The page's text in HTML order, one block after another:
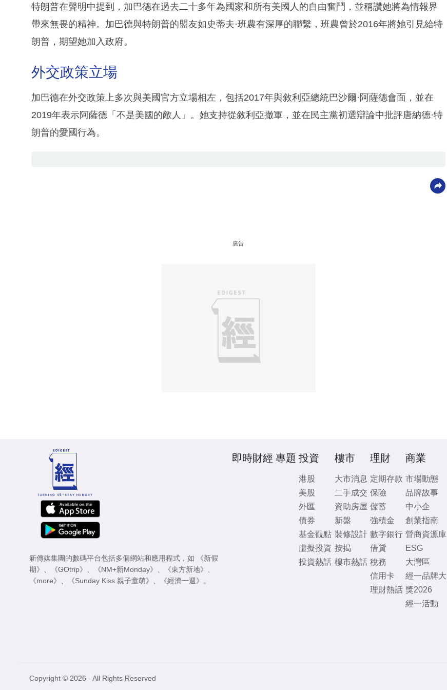
特朗普在聲明中提到，加巴德在過去二十多年為國家和所有美國人的自由奮鬥，並稱讚她將為情報界
帶來無畏的精神。加巴德與特朗普的盟友如史蒂夫·班農有深厚的聯繫，班農曾於2016年將她引見給特
朗普，期望她加入政府。
外交政策立場
加巴德在外交政策上多次與美國官方立場相左，包括2017年與敘利亞總統巴沙爾·阿薩德會面，並在
2019年表示阿薩德「不是美國的敵人」。她支持從敘利亞撤軍，並在民主黨初選辯論中批評唐納德·特
朗普的愛國行為。
廣告
新傳媒集團的數碼平台包括多個網站和應用程式，如
《新假
期》 、 《GOtrip》 、 《NM+新Monday》 、 《東方新地》 、
《more》 、 《Sunday Kiss 親子童萌》 、 《經濟一週》 。
即時財經 專題 投資
港股
美股
外匯
債券
基金觀點
虛擬投資
投資熱話
樓市
大市消息
二手成交
資助房屋
新盤
裝修設計
按揭
樓市熱話
理財
定期存款
保險
儲蓄
強積金
數字銀行
借貸
稅務
信用卡
理財熱話
商業
市場動態
品牌故事
中小企
創業指南
營商資源庫
ESG
大灣區
經一品牌大
獎2026
經一活動
Copyright © 2026 - All Rights Reserved